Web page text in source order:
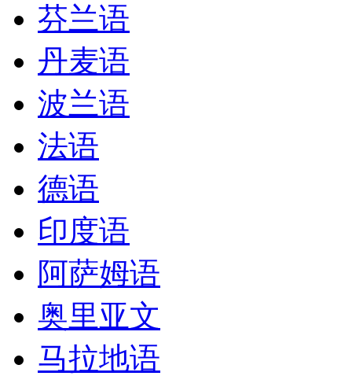
芬兰语
丹麦语
波兰语
法语
德语
印度语
阿萨姆语
奥里亚文
马拉地语